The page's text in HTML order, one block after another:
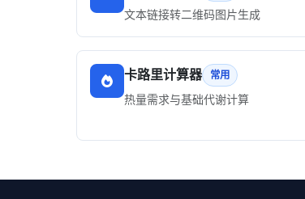
文本链接转二维码图片生成
卡路里计算器 常用
热量需求与基础代谢计算